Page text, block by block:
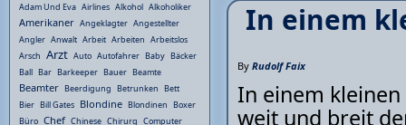
In einem
By Rudolf Faix
In einem
weit und breit
Adam Und Eva Airlines Alkohol Alkoholiker
Amerikaner Angeklagter Angestellter
Angler Anwalt Arbeit Arbeiten Arbeitslos
Arsch Arzt Auto Autofahrer Baby Bäcker
Ball Bar Barkeeper Bauer Beamte
Beamter Beerdigung Betrunken Bett
Bier Bill Gates Blondine Blondinen Boxer
Büro Chef Chinese Chirurg Computer